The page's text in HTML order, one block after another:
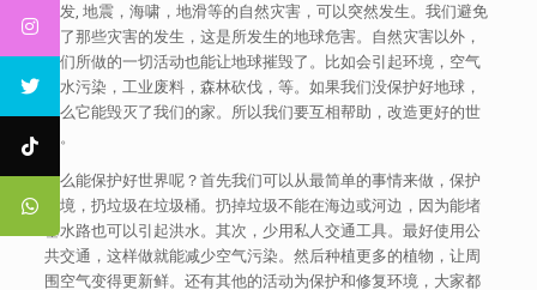
爆发, 地震，海啸，地滑等的自然灾害，可以突然发生。我们避免
不了那些灾害的发生，这是所发生的地球危害。自然灾害以外，
人们所做的一切活动也能让地球摧毁了。比如会引起环境，空气
和水污染，工业废料，森林砍伐，等。如果我们没保护好地球，
那么它能毁灭了我们的家。所以我们要互相帮助，改造更好的世
界。
怎么能保护好世界呢？首先我们可以从最简单的事情来做，保护
环境，扔垃圾在垃圾桶。扔掉垃圾不能在海边或河边，因为能堵
塞水路也可以引起洪水。其次，少用私人交通工具。最好使用公
共交通，这样做就能减少空气污染。然后种植更多的植物，让周
围空气变得更新鲜。还有其他的活动为保护和修复环境，大家都